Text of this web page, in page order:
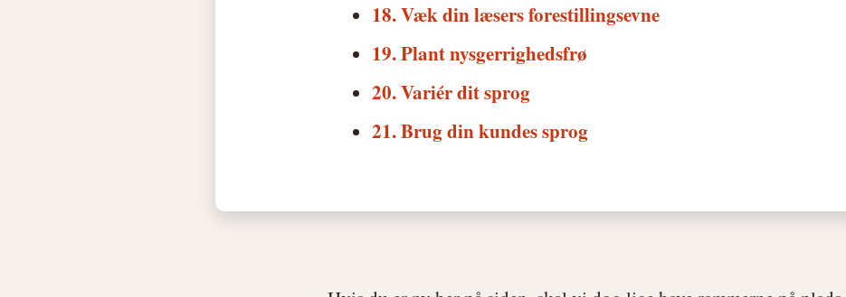
18. Væk din læsers forestillingsevne
19. Plant nysgerrighedsfrø
20. Variér dit sprog
21. Brug din kundes sprog